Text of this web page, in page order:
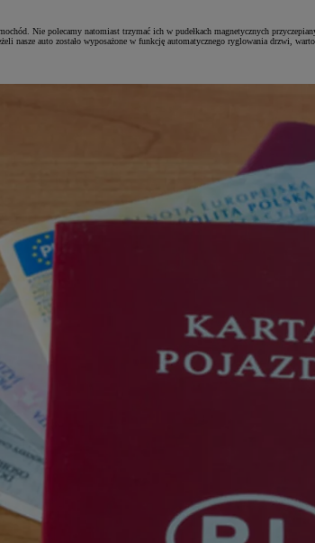
Nie polecamy natomiast trzymać ich w pudełkach magnetycznych
auto zostało wyposażone w funkcję automatycznego ryglowania drzwi, warto